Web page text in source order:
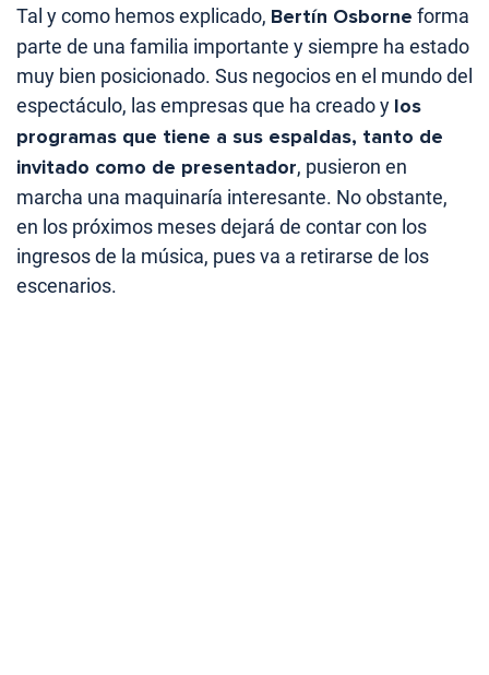
Tal y como hemos explicado, Bertín Osborne forma
parte de una familia importante y siempre ha estado
muy bien posicionado. Sus negocios en el mundo del
espectáculo, las empresas que ha creado y los
programas que tiene a sus espaldas, tanto de
invitado como de presentador, pusieron en
marcha una maquinaría interesante. No obstante,
en los próximos meses dejará de contar con los
ingresos de la música, pues va a retirarse de los
escenarios.